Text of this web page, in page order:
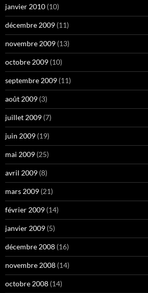
janvier 2010 (10)
décembre 2009 (11)
novembre 2009 (13)
octobre 2009 (10)
septembre 2009 (11)
août 2009 (3)
juillet 2009 (7)
juin 2009 (19)
mai 2009 (25)
avril 2009 (8)
mars 2009 (21)
février 2009 (14)
janvier 2009 (5)
décembre 2008 (16)
novembre 2008 (14)
octobre 2008 (14)